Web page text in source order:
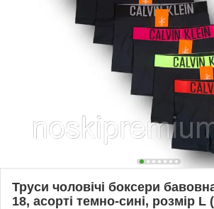
Труси чоловічі боксери
18, асорті темно-сині, розмір L